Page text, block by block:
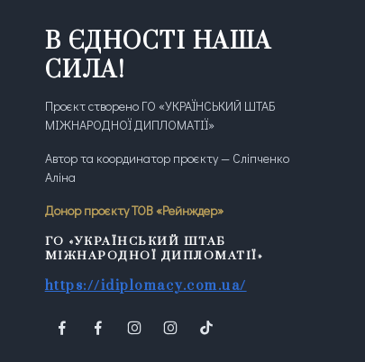
В ЄДНОСТІ НАША
СИЛА!
Проєкт створено ГО «УКРАЇНСЬКИЙ ШТАБ
МІЖНАРОДНОЇ ДИПЛОМАТІЇ»
Автор та координатор проєкту — Сліпченко
Аліна
Донор проєкту ТОВ «Рейнждер»
ГО «УКРАЇНСЬКИЙ ШТАБ
МІЖНАРОДНОЇ ДИПЛОМАТІЇ»
https://idiplomacy.com.ua/